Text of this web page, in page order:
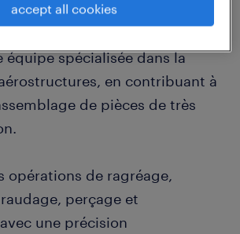
de relever le défi en tant
équipe spécialisée dans la
en contribuant à
de pièces de très
opérations de ragréage,
perçage et
une précision
accept all cookies